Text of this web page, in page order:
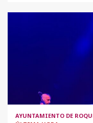
AYUNTAMIENTO DE